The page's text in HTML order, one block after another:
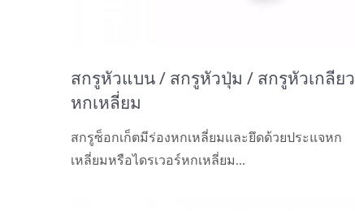
สกรูหัวแบน / สกรูหัวปุ่ม / สกรูหัวเกลียว
หกเหลี่ยม
สกรูซ็อกเก็ตมีร่องหกเหลี่ยมและยึดด้วยประแจหก
เหลี่ยมหรือไดรเวอร์หกเหลี่ยม...